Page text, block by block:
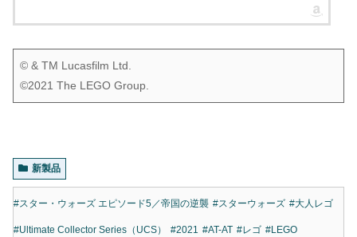
© & TM Lucasfilm Ltd.
©2021 The LEGO Group.
新製品
#スター・ウォーズ エピソード5／帝国の逆襲 #スターウォーズ #大人レゴ
#Ultimate Collector Series（UCS） #2021 #AT-AT #レゴ #LEGO